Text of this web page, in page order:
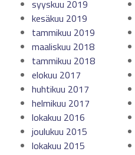
syyskuu 2019
kesäkuu 2019
tammikuu 2019
maaliskuu 2018
tammikuu 2018
elokuu 2017
huhtikuu 2017
helmikuu 2017
lokakuu 2016
joulukuu 2015
lokakuu 2015